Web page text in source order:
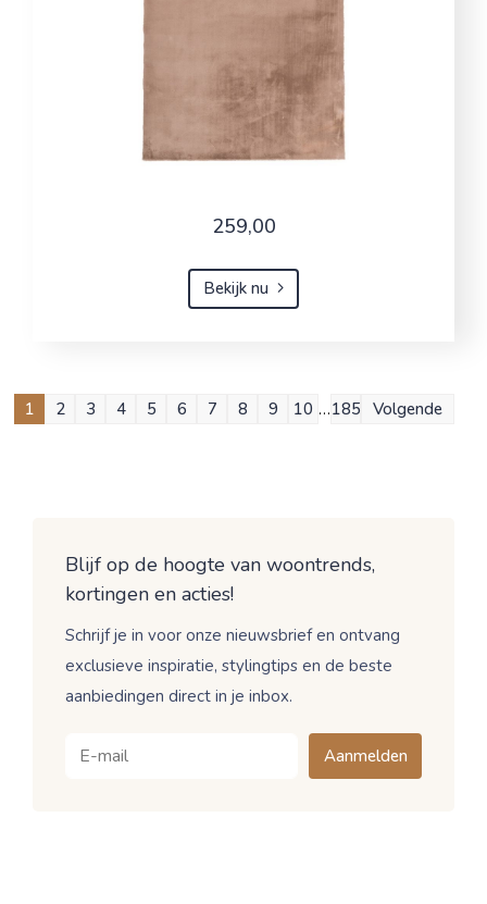
259,00
Bekijk nu
1 2 3 4 5 6 7 8 9 10 …185 Volgende
Blijf op de hoogte van woontrends,
kortingen en acties!
Schrijf je in voor onze nieuwsbrief en ontvang
exclusieve inspiratie, stylingtips en de beste
aanbiedingen direct in je inbox.
Aanmelden